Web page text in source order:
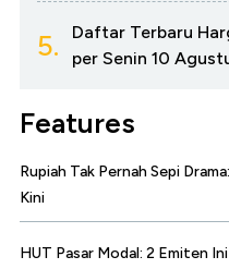
5.
Daftar Terbaru
per Senin 10
Features
Rupiah Tak Pernah Sepi
Kini
HUT Pasar Modal: 2 Emiten